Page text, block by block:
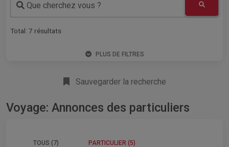
Que cherchez vous ?
Total: 7 résultats
PLUS DE FILTRES
Sauvegarder la recherche
Voyage: Annonces des particuliers
TOUS (7) PARTICULIER (5)